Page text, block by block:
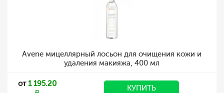
Avene мицеллярный лосьон для очищения кожи и
удаления макияжа, 400 мл
от1 195.20 КУПИТЬ